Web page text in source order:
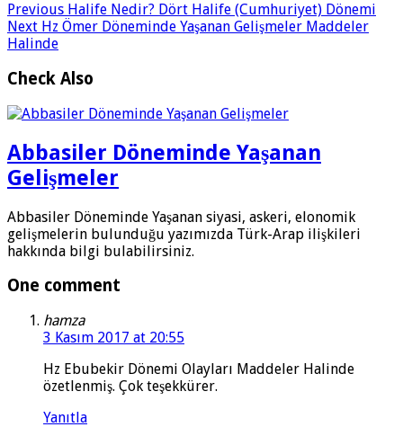
Previous Halife Nedir? Dört Halife (Cumhuriyet) Dönemi
Next Hz Ömer Döneminde Yaşanan Gelişmeler Maddeler
Halinde
Check Also
Abbasiler Döneminde Yaşanan
Gelişmeler
Abbasiler Döneminde Yaşanan siyasi, askeri, elonomik
gelişmelerin bulunduğu yazımızda Türk-Arap ilişkileri
hakkında bilgi bulabilirsiniz.
One comment
hamza
3 Kasım 2017 at 20:55
Hz Ebubekir Dönemi Olayları Maddeler Halinde
özetlenmiş. Çok teşekkürer.
Yanıtla